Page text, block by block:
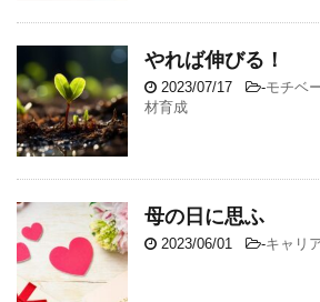
やれば伸びる！
2023/07/17 -モチベ
材育成
母の日に思ふ
2023/06/01 -キャリ